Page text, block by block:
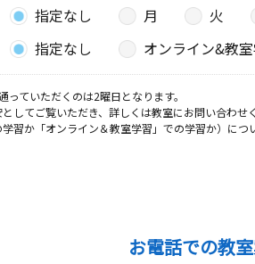
木 金 土
日
－２２ 今村公会堂
室
木 金 土
日
指定なし 月 火
指定なし オンライン&教
ていただくのは2曜日となります。
してご覧いただき、詳しくは教室にお問い合わせ
習か「オンライン＆教室学習」での学習か）につ
お電話での教